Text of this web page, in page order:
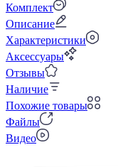
Комплект
Описание
Характеристики
Аксессуары
Отзывы
Наличие
Похожие товары
Файлы
Видео